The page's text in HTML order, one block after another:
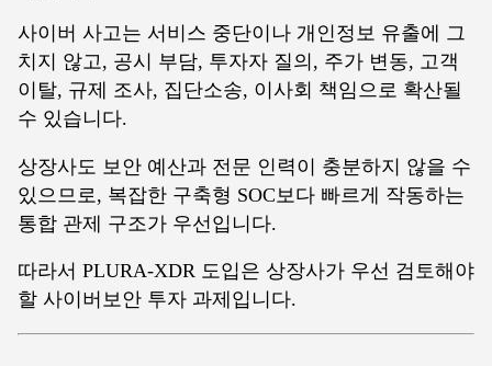
사이버 사고는 서비스 중단이나 개인정보 유출에 그
치지 않고, 공시 부담, 투자자 질의, 주가 변동, 고객
이탈, 규제 조사, 집단소송, 이사회 책임으로 확산될
수 있습니다.
상장사도 보안 예산과 전문 인력이 충분하지 않을 수
있으므로, 복잡한 구축형 SOC보다 빠르게 작동하는
통합 관제 구조가 우선입니다.
따라서 PLURA-XDR 도입은 상장사가 우선 검토해야
할 사이버보안 투자 과제입니다.